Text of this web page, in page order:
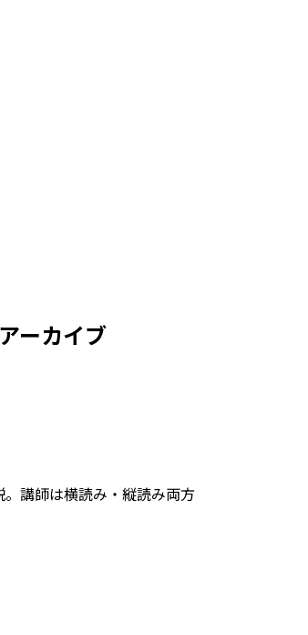
ーカイブ
講師は横読み・縦読み両方